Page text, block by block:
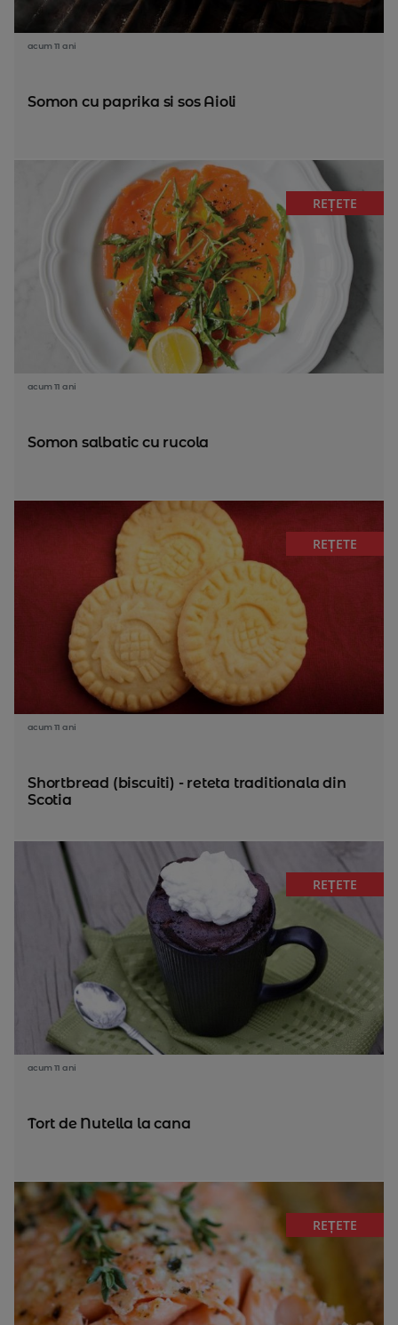
acum 11 ani
Somon cu paprika si sos Aioli
REȚETE
acum 11 ani
Somon salbatic cu rucola
REȚETE
acum 11 ani
Shortbread (biscuiti) - reteta traditionala din
Scotia
REȚETE
acum 11 ani
Tort de Nutella la cana
REȚETE